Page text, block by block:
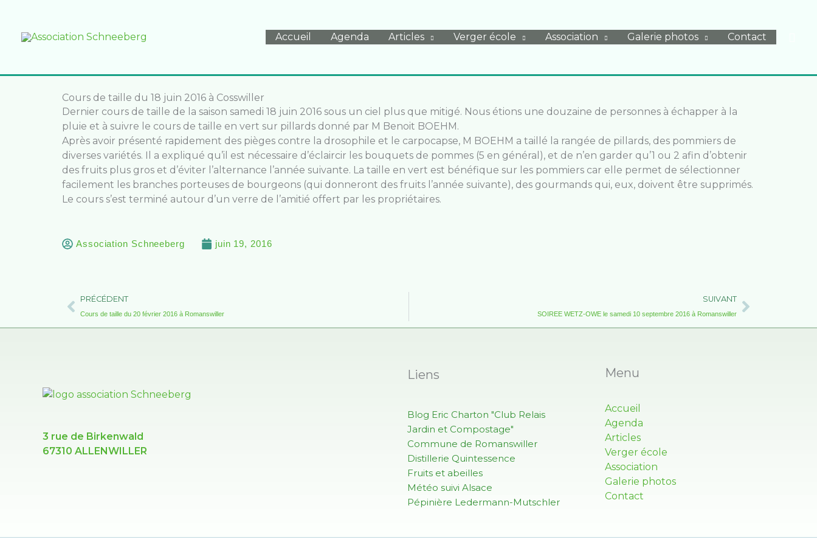
contenu
Accueil Agenda Articles Verger école Association Galerie photos Contact
Cours de taille du 18 juin 2016 à Cosswiller
Dernier cours de taille de la saison samedi 18 juin 2016 sous un ciel plus que mitigé. Nous étions une douzaine de personnes à échapper à la
pluie et à suivre le cours de taille en vert sur pillards donné par M Benoit BOEHM.
Après avoir présenté rapidement des pièges contre la drosophile et le carpocapse, M BOEHM a taillé la rangée de pillards, des pommiers de
diverses variétés. Il a expliqué qu’il est nécessaire d’éclaircir les bouquets de pommes (5 en général), et de n’en garder qu’1 ou 2 afin d’obtenir
des fruits plus gros et d’éviter l’alternance l’année suivante. La taille en vert est bénéfique sur les pommiers car elle permet de sélectionner
facilement les branches porteuses de bourgeons (qui donneront des fruits l’année suivante), des gourmands qui, eux, doivent être supprimés.
Le cours s’est terminé autour d’un verre de l’amitié offert par les propriétaires.
Association Schneeberg juin 19, 2016
Précédent
PRÉCÉDENT
Cours de taille du 20 février 2016 à Romanswiller
SUIVANT
SOIREE WETZ-OWE le samedi 10 septembre 2016 à Romanswiller
Suivant
3 rue de Birkenwald
67310 ALLENWILLER
Liens
Blog Eric Charton "Club Relais
Jardin et Compostage"
Commune de Romanswiller
Distillerie Quintessence
Fruits et abeilles
Météo suivi Alsace
Pépinière Ledermann-Mutschler
Menu
Accueil
Agenda
Articles
Verger école
Association
Galerie photos
Contact